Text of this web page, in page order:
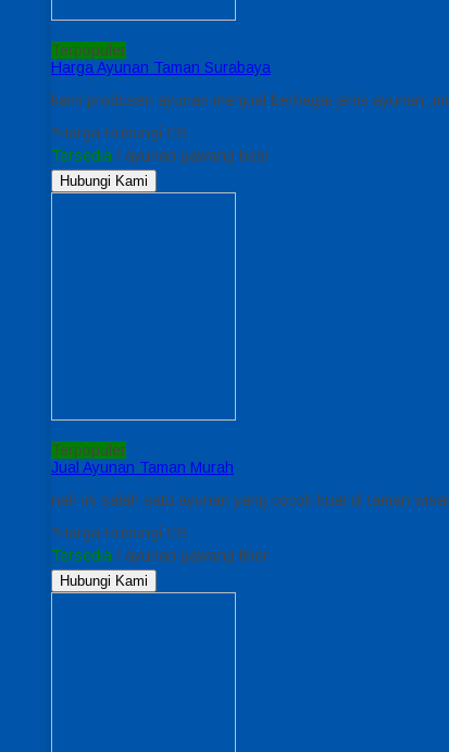
Terpopuler
Harga Ayunan Taman Surabaya
kami produsen ayunan menjual berbagai jenis ayunan
*Harga Hubungi CS
Tersedia / ayunan gawang besi
Hubungi Kami
Terpopuler
Jual Ayunan Taman Murah
nah ini salah satu ayunan yang cocok buat di taman
*Harga Hubungi CS
Tersedia / ayunan gawang fiber
Hubungi Kami